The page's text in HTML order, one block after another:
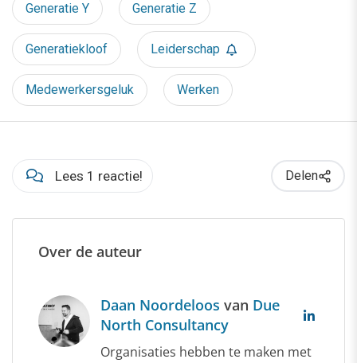
Generatie Y Generatie Z
Generatiekloof Leiderschap
Medewerkersgeluk Werken
Lees 1 reactie! Delen
Over de auteur
Daan Noordeloos van Due
North Consultancy
Organisaties hebben te maken met